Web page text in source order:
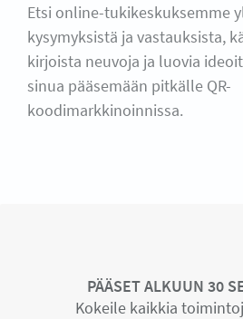
Etsi online-tukikeskuksemme
kysymyksistä ja vastauksista,
kirjoista neuvoja ja luovia
sinua pääsemään pitkälle QR-
koodimarkkinoinnissa.
PÄÄSET ALKUUN 30
Kokeile kaikkia